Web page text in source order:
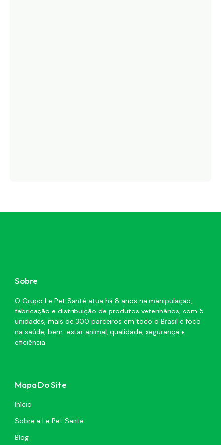
Sobre
O Grupo Le Pet Santé atua há 8 anos na manipulação,
fabricação e distribuição de produtos veterinários, com 5
unidades, mais de 300 parceiros em todo o Brasil e foco
na saúde, bem-estar animal, qualidade, segurança e
eficiência.
Mapa Do Site
Início
Sobre a Le Pet Santé
Blog